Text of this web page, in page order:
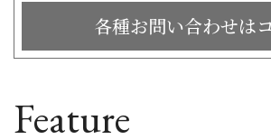
各種お問い合わせは
Feature